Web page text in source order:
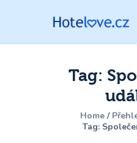
Tag:
Home
Tag: